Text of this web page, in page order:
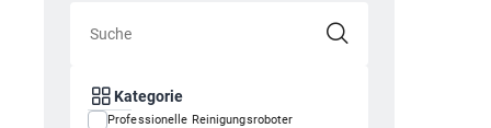
Kategorie
Professionelle Reinigungsroboter